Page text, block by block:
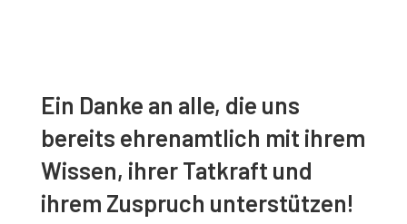
Ein Danke an alle, die uns
bereits ehrenamtlich mit ihrem
Wissen, ihrer Tatkraft und
ihrem Zuspruch unterstützen!